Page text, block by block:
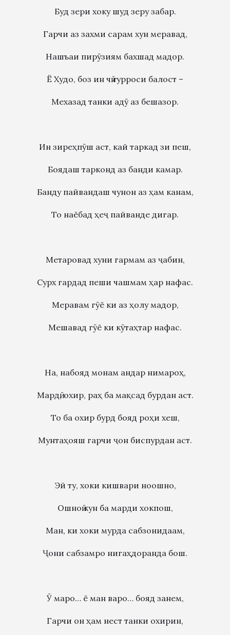
Буд зери хоку шуд зеру забар.
Гарчи аз захми сарам хун меравад,
Нашъаи пирӯзиям бахшад мадор.
Ё Худо, боз ин чӣ ғурроси балост –
Мехазад танки адӯ аз бешазор.
Ин зиреҳпӯш аст, кай таркад зи пеш,
Боядаш тарконд аз банди камар.
Банду пайвандаш чунон аз ҳам канам,
То наёбад ҳеҷ пайванде дигар.
Метаровад хуни гармам аз ҷабин,
Сурх гардад пеши чашмам ҳар нафас.
Меравам гӯё ки аз ҳолу мадор,
Мешавад гӯё ки кӯтаҳтар нафас.
На, набояд монам андар нимароҳ,
Мардӣ, охир, раҳ ба мақсад бурдан аст.
То ба охир бурд бояд роҳи хеш,
Мунтаҳояш гарчи ҷон биспурдан аст.
Эй ту, хоки кишвари ноошно,
Ошноӣ кун ба марди хокпош,
Ман, ки хоки мурда сабзонидаам,
Ҷони сабзамро нигаҳдоранда бош.
Ӯ маро… ё ман варо… бояд занем,
Гарчи он ҳам нест танки охирин,